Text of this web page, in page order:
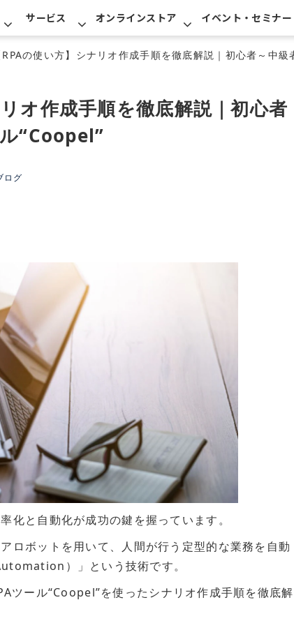
サービス オンラインストア イベント・セミナー
RPAの使い方】シナリオ作成手順を徹底解説｜初心者～中
オ作成手順を徹底解説｜初心者
“Coopel”
ログ
化と自動化が成功の鍵を握っています。
ロボットを用いて、人間が行う定型的な業務を自動
）」という技術です。
ツール“Coopel”を使ったシナリオ作成手順を徹底解